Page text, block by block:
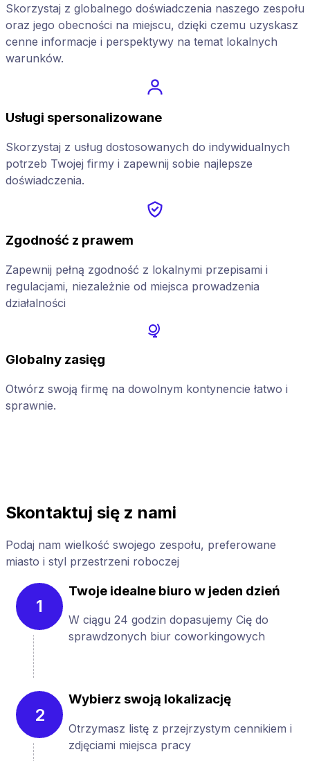
Skorzystaj z globalnego doświadczenia naszego zespołu
oraz jego obecności na miejscu, dzięki czemu uzyskasz
cenne informacje i perspektywy na temat lokalnych
warunków.
Usługi spersonalizowane
Skorzystaj z usług dostosowanych do indywidualnych
potrzeb Twojej firmy i zapewnij sobie najlepsze
doświadczenia.
Zgodność z prawem
Zapewnij pełną zgodność z lokalnymi przepisami i
regulacjami, niezależnie od miejsca prowadzenia
działalności
Globalny zasięg
Otwórz swoją firmę na dowolnym kontynencie łatwo i
sprawnie.
Skontaktuj się z nami
Podaj nam wielkość swojego zespołu, preferowane
miasto i styl przestrzeni roboczej
1
Twoje idealne biuro w jeden dzień
W ciągu 24 godzin dopasujemy Cię do
sprawdzonych biur coworkingowych
2
Wybierz swoją lokalizację
Otrzymasz listę z przejrzystym cennikiem i
zdjęciami miejsca pracy